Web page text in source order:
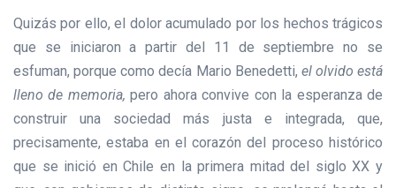
Quizás por ello, el dolor acumulado por los hechos trágicos
que se iniciaron a partir del 11 de septiembre no se
esfuman, porque como decía Mario Benedetti, el olvido está
lleno de memoria,pero ahora convive con la esperanza de
construir una sociedad más justa e integrada, que,
precisamente, estaba en el corazón del proceso histórico
que se inició en Chile en la primera mitad del siglo XX y